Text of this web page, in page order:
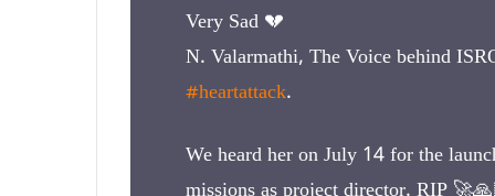
Very Sad 💔
N. Valarmathi, The Voice behind
#heartattack.
We heard her on July 14 for the